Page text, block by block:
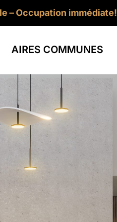
– Occupation immédiate!
AIRES COMMUNES